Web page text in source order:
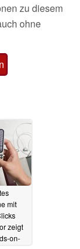
zu diesem
ohne
mit
zeigt
on-